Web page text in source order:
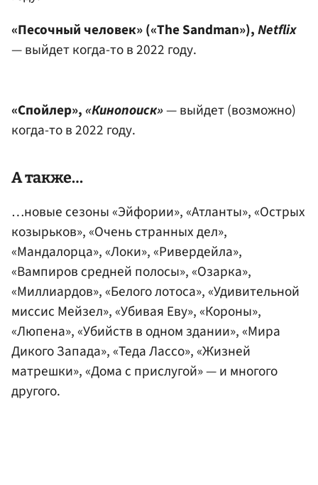
«Песочный человек» («The Sandman»),Netflix
— выйдет когда-то в 2022 году.
«Спойлер»,«Кинопоиск»— выйдет (возможно)
когда-то в 2022 году.
А также…
…новые сезоны «Эйфории», «Атланты», «Острых
козырьков», «Очень странных дел»,
«Мандалорца», «Локи», «Ривердейла»,
«Вампиров средней полосы», «Озарка»,
«Миллиардов», «Белого лотоса», «Удивительной
миссис Мейзел», «Убивая Еву», «Короны»,
«Люпена», «Убийств в одном здании», «Мира
Дикого Запада», «Теда Лассо», «Жизней
матрешки», «Дома с прислугой» — и многого
другого.